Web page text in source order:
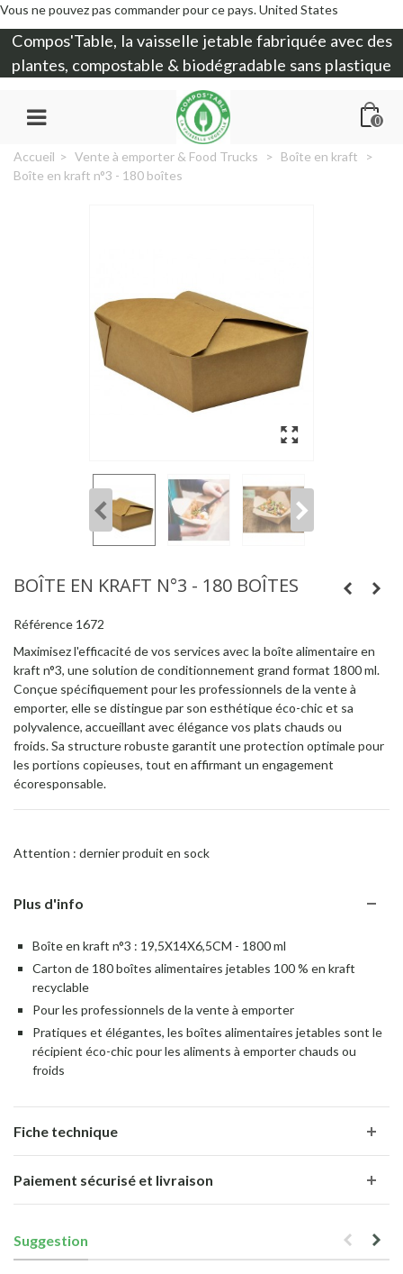
Vous ne pouvez pas commander pour ce pays.United States
Compos'Table, la vaisselle jetable fabriquée avec des
plantes, compostable & biodégradable sans plastique
0
Accueil > Vente à emporter & Food Trucks > Boîte en kraft
>
Boîte en kraft n°3 - 180 boîtes
BOÎTE EN KRAFT N°3 - 180 BOÎTES
Référence 1672
Maximisez l'efficacité de vos services avec la boîte alimentaire en
kraft n°3, une solution de conditionnement grand format 1800 ml.
Conçue spécifiquement pour les professionnels de la vente à
emporter, elle se distingue par son esthétique éco-chic et sa
polyvalence, accueillant avec élégance vos plats chauds ou
froids. Sa structure robuste garantit une protection optimale pour
les portions copieuses, tout en affirmant un engagement
écoresponsable.
Attention : dernier produit en sock
Plus d'info
Boîte en kraft n°3 : 19,5X14X6,5CM - 1800 ml
Carton de 180 boîtes alimentaires jetables 100 % en kraft
recyclable
Pour les professionnels de la vente à emporter
Pratiques et élégantes, les boîtes alimentaires jetables sont le
récipient éco-chic pour les aliments à emporter chauds ou
froids
Fiche technique
Paiement sécurisé et livraison
Suggestion